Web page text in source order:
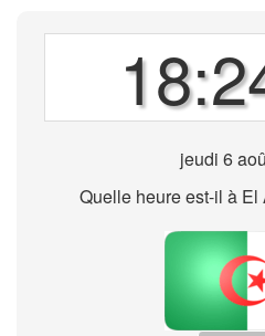
jeudi 6
Quelle heure est-il à